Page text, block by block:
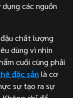
các nguồn
chất lượng
dùng vì nhìn
cuối cùng phải
đặc sản là cơ
sự tạo ra sự